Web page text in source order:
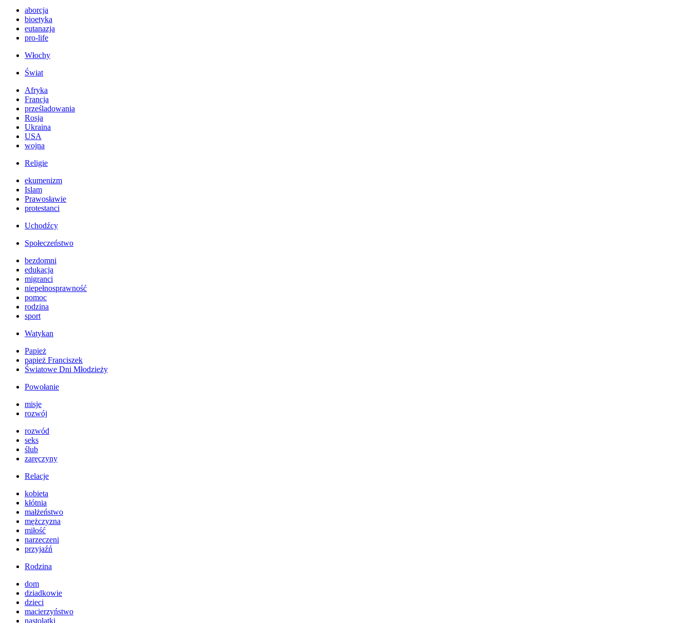
aborcja
bioetyka
eutanazja
pro-life
Włochy
Świat
Afryka
Francja
prześladowania
Rosja
Ukraina
USA
wojna
Religie
ekumenizm
Islam
Prawosławie
protestanci
Uchodźcy
Społeczeństwo
bezdomni
edukacja
migranci
niepełnosprawność
pomoc
rodzina
sport
Watykan
Papież
papież Franciszek
Światowe Dni Młodzieży
Powołanie
misje
rozwój
rozwód
seks
ślub
zaręczyny
Relacje
kobieta
kłótnia
małżeństwo
mężczyzna
miłość
narzeczeni
przyjaźń
Rodzina
dom
dziadkowie
dzieci
macierzyństwo
nastolatki